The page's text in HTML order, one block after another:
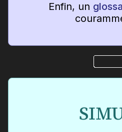
Enfin, un